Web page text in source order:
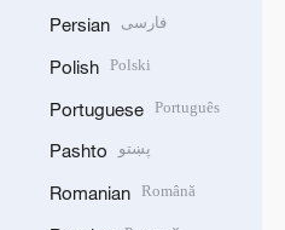
Persian فارسی
Polish Polski
Portuguese Português
Pashto پښتو
Romanian Română